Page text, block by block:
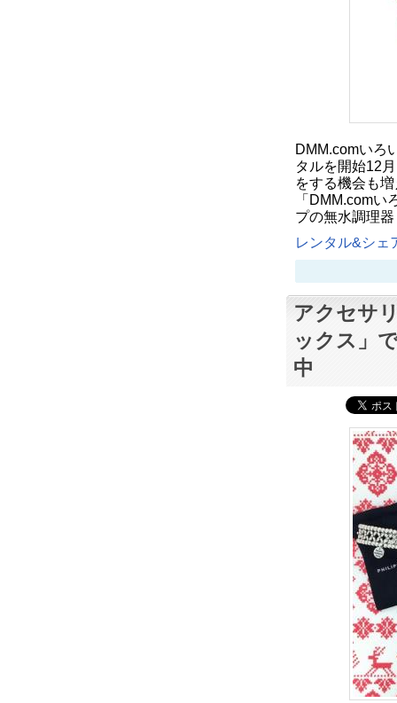
DMM.comいろ
タルを開始12
をする機会も
「DMM.com
プの無水調理
レンタル&シェ
アクセサ
ックス」
中